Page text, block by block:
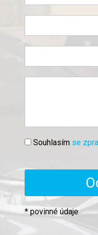
Souhlasím se
* povinné údaje